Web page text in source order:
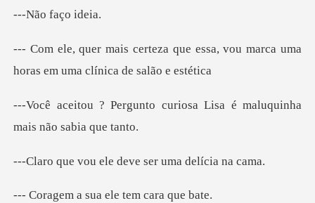
faço
que essa, vou marca uma
horas e
curiosa Lisa é maluquinha
ele deve ser um
a sua ele tem